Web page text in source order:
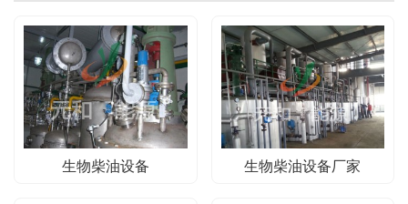
生物柴油设备 生物柴油设备厂家